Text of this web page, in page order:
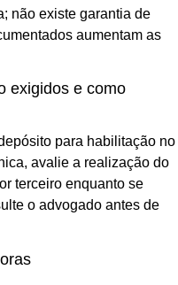
não existe garantia de
aumentam as
exigidos e como
para habilitação no
avalie a realização do
terceiro enquanto se
o advogado antes de